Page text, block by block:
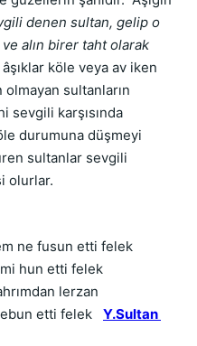
denen sultan, gelip o
alın birer taht olarak
köle veya av iken
sultanların
sevgili karşısında
durumuna düşmeyi
sultanlar sevgili
olurlar.
ne fusun etti felek
hun etti felek
lerzan
etti felek Y.Sultan